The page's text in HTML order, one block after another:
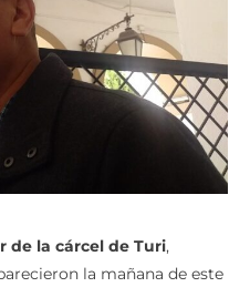
de la cárcel de Turi,
la mañana de este